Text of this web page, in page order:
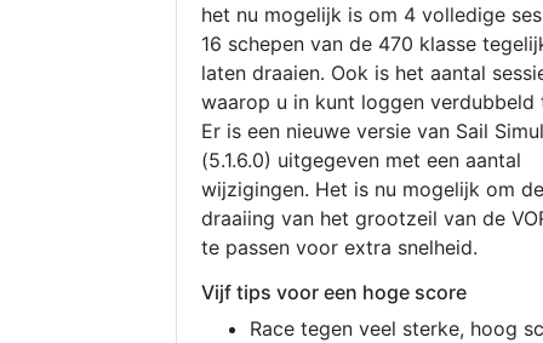
het nu mogelijk is om 4 volledige
16 schepen van de 470 klasse
laten draaien. Ook is het aantal
waarop u in kunt loggen verdubbeld
Er is een nieuwe versie van Sail
(5.1.6.0) uitgegeven met een aantal
wijzigingen. Het is nu mogelijk om de
draaiing van het grootzeil van de
te passen voor extra snelheid.
Vijf tips voor een hoge score
Race tegen veel sterke, hoog